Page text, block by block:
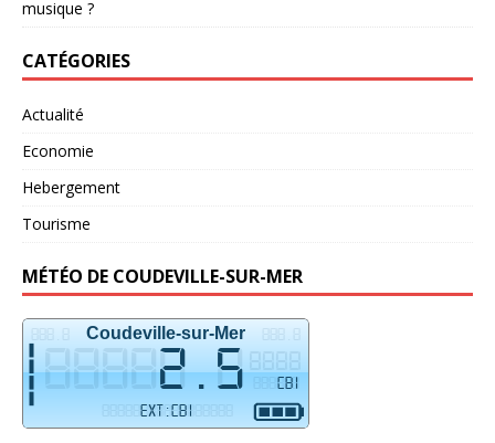
musique ?
CATÉGORIES
Actualité
Economie
Hebergement
Tourisme
MÉTÉO DE COUDEVILLE-SUR-MER